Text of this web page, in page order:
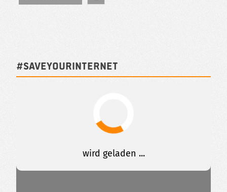
#SAVEYOURINTERNET